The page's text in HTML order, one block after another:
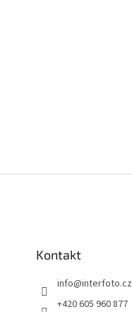
Kontakt
info@interfoto.cz
+420 605 960 877